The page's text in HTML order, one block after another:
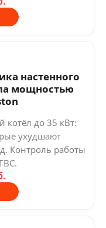
настенного
мощностью
до 35 кВт:
ухудшают
Контроль работы